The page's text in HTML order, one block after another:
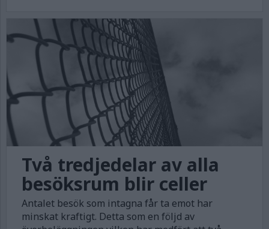
Två tredjedelar av alla
besöksrum blir celler
Antalet besök som intagna får ta emot har
minskat kraftigt. Detta som en följd av